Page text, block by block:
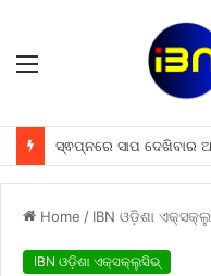
Menu
ସ୍ଵପ୍ନରେ ସାପ ଦେଖିବାର
Home / IBN ଓଡ଼ିଶା
IBN ଓଡ଼ିଶା ଏକ୍ସକ୍ଲୁସିଭ୍